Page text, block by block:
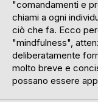
"comandamenti e
chiami a ogni
ciò che fa. Ecco
"mindfulness",
deliberatamente
molto breve e
possano essere